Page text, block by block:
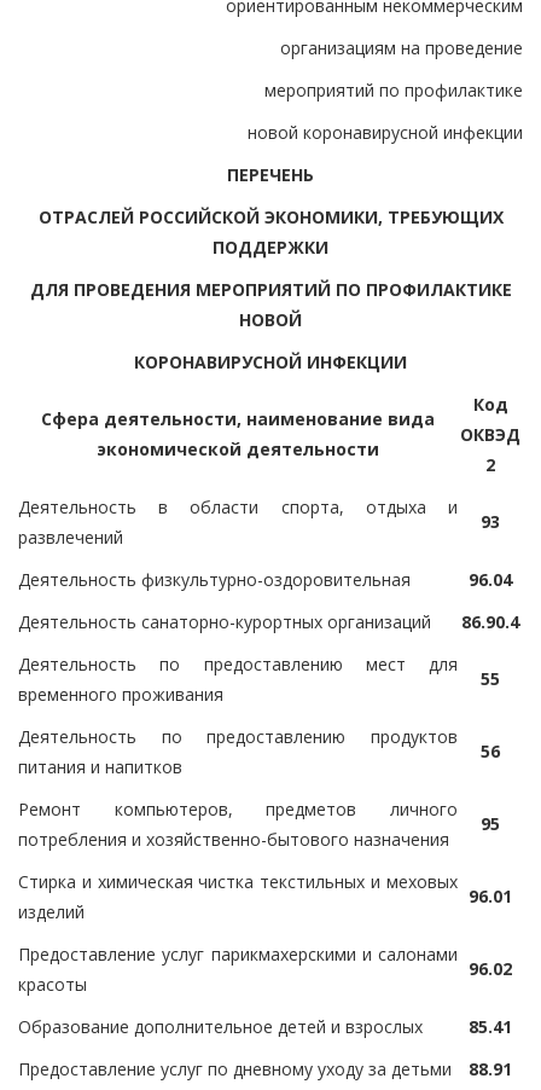
ориентированным некоммерческим
организациям на проведение
мероприятий по профилактике
новой коронавирусной инфекции
ПЕРЕЧЕНЬ
ОТРАСЛЕЙ РОССИЙСКОЙ ЭКОНОМИКИ, ТРЕБУЮЩИХ
ПОДДЕРЖКИ
ДЛЯ ПРОВЕДЕНИЯ МЕРОПРИЯТИЙ ПО ПРОФИЛАКТИКЕ
НОВОЙ
КОРОНАВИРУСНОЙ ИНФЕКЦИИ
Сфера деятельности, наименование вида
экономической деятельности
Код
ОКВЭД
2
Деятельность в области спорта, отдыха и
развлечений
93
Деятельность физкультурно-оздоровительная
96.04
Деятельность санаторно-курортных организаций
86.90.4
Деятельность по предоставлению мест для
временного проживания
55
Деятельность по предоставлению продуктов
питания и напитков
56
Ремонт компьютеров, предметов личного
потребления и хозяйственно-бытового назначения
95
Стирка и химическая чистка текстильных и меховых
изделий
96.01
Предоставление услуг парикмахерскими и салонами
красоты
96.02
Образование дополнительное детей и взрослых
85.41
Предоставление услуг по дневному уходу за детьми
88.91